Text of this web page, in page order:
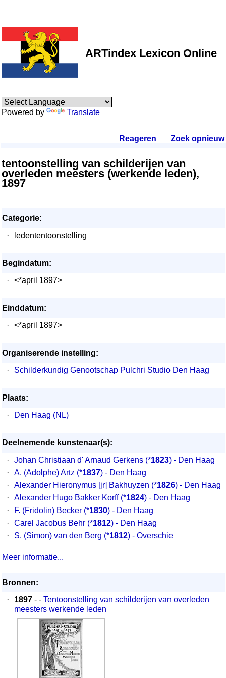
ARTindex Lexicon Online
Powered by Translate
Reageren Zoek opnieuw.
tentoonstelling van schilderijen van
overleden meesters (werkende leden),
1897
Categorie:
·
ledententoonstelling
Begindatum:
·
<*april 1897>
Einddatum:
·
<*april 1897>
Organiserende instelling:
·
Schilderkundig Genootschap Pulchri Studio Den Haag
Plaats:
·
Den Haag (NL)
Deelnemende kunstenaar(s):
·
Johan Christiaan d' Arnaud Gerkens (*1823) - Den Haag
·
A. (Adolphe) Artz (*1837) - Den Haag
·
Alexander Hieronymus [jr] Bakhuyzen (*1826) - Den Haag
·
Alexander Hugo Bakker Korff (*1824) - Den Haag
·
F. (Fridolin) Becker (*1830) - Den Haag
·
Carel Jacobus Behr (*1812) - Den Haag
·
S. (Simon) van den Berg (*1812) - Overschie
Meer informatie...
Bronnen:
·
1897 - - Tentoonstelling van schilderijen van overleden
meesters werkende leden